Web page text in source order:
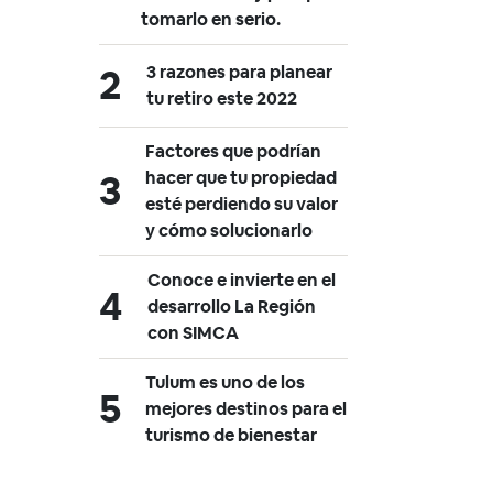
tomarlo en serio.
3 razones para planear
tu retiro este 2022
Factores que podrían
hacer que tu propiedad
esté perdiendo su valor
y cómo solucionarlo
Conoce e invierte en el
desarrollo La Región
con SIMCA
Tulum es uno de los
mejores destinos para el
turismo de bienestar